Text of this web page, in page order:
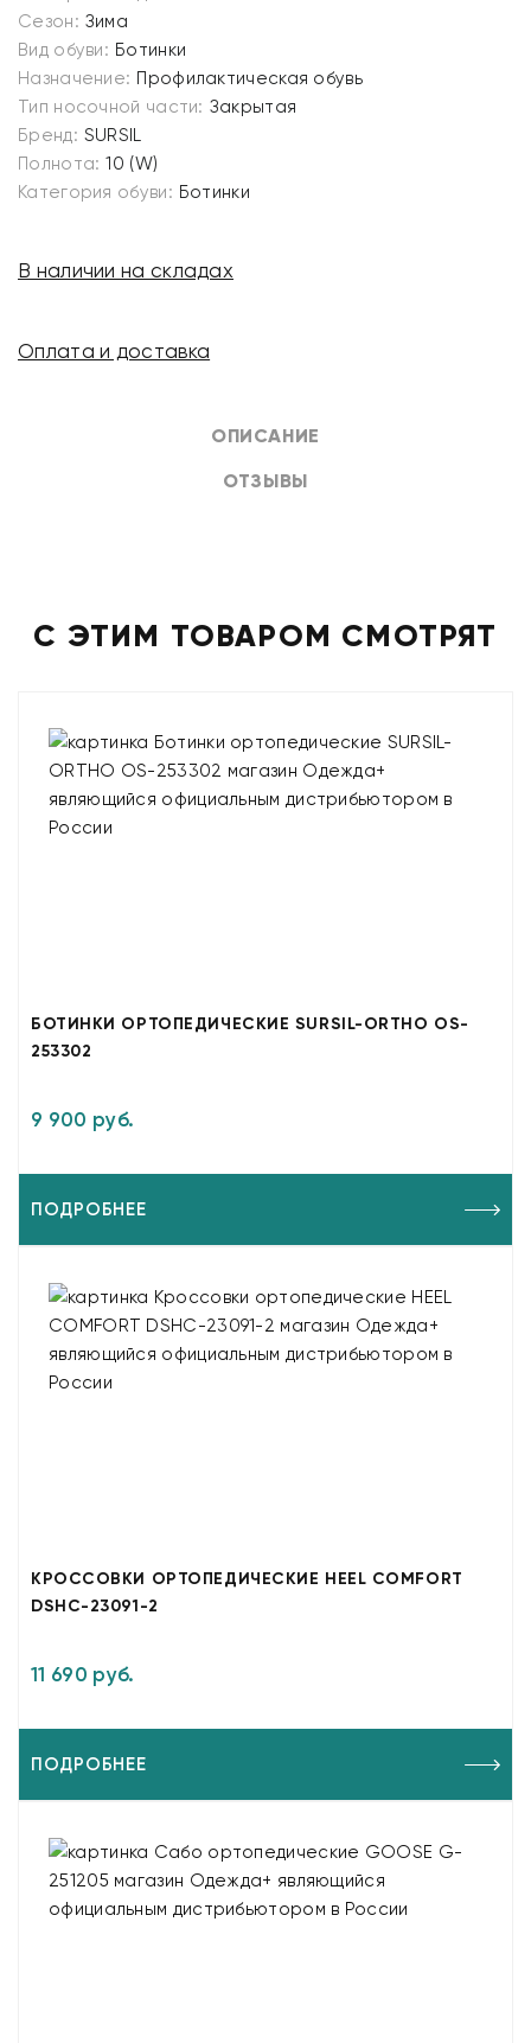
ОПИСАНИЕ
ОТЗЫВЫ
Сезон: Зима
Вид обуви: Ботинки
Назначение: Профилактическая обувь
Тип носочной части: Закрытая
Бренд: SURSIL
Полнота: 10 (W)
Категория обуви: Ботинки
В наличии на складах
Оплата и доставка
С ЭТИМ ТОВАРОМ СМОТРЯТ
БОТИНКИ ОРТОПЕДИЧЕСКИЕ SURSIL-ORTHO OS-
253302
9 900 руб.
ПОДРОБНЕЕ
КРОССОВКИ ОРТОПЕДИЧЕСКИЕ HEEL COMFORT
DSHC-23091-2
11 690 руб.
ПОДРОБНЕЕ